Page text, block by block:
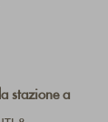
stazione a